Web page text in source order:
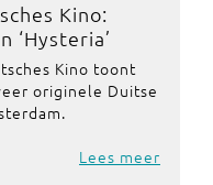
Kino:
‘Hysteria’
Kino toont
originele Duitse
Lees meer